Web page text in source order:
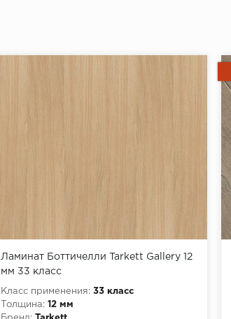
Ламинат Боттичелли Tarkett Gallery 12
мм 33 класс
Класс применения: 33 класс
Толщина: 12 мм